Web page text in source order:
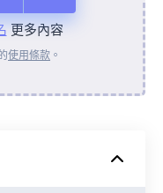
硬碟
更多內容
使用條款 。